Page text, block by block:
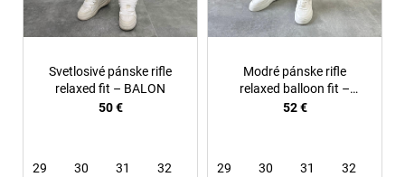
u
k
Svetlosivé pánske rifle
relaxed fit – BALON
50 €
29 30 31 32
Modré pánske rifle
relaxed balloon fit –
Azure
52 €
29 30 31 32